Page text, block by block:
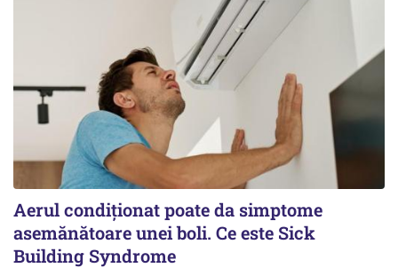
Aerul condiționat poate da simptome
asemănătoare unei boli. Ce este Sick
Building Syndrome